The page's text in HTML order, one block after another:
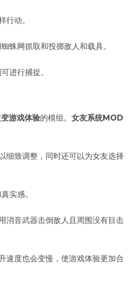
动。
蛛网抓取和投掷敌人和载具。
进行捕捉。
游戏体验的模组。​ 女友系统MOD
细致调整，同时还可以为女友选择
实感。
消音武器击倒敌人且周围没有目击
速度也会变慢，使游戏体验更加合